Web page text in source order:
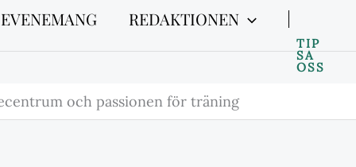
REDAKTIONEN
TIP
SA
OSS
och passionen för träning